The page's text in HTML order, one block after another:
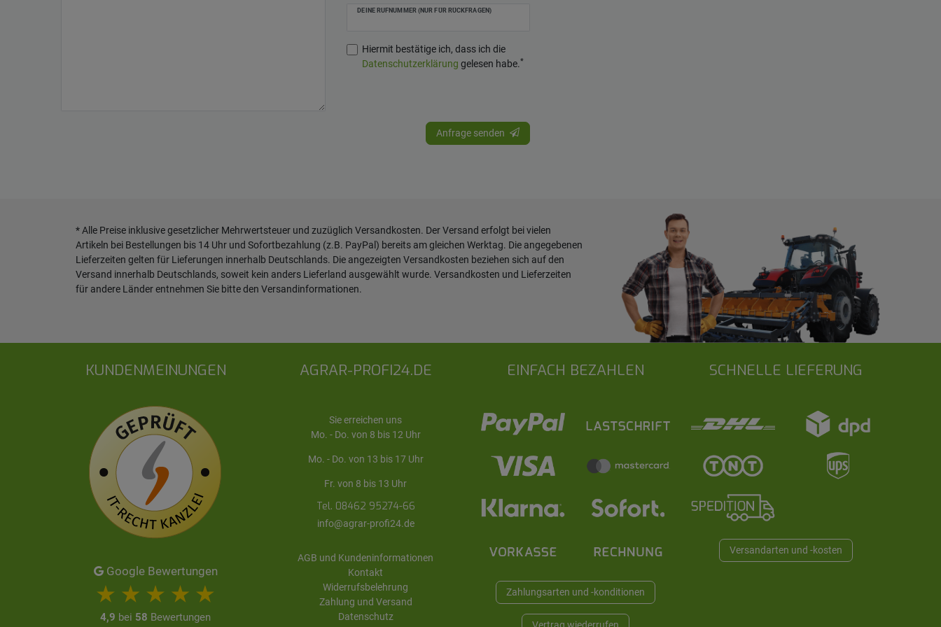
DEINE RUFNUMMER (NUR FÜR RÜCKFRAGEN)
Hiermit bestätige ich, dass ich die
Daten­schutz­erklärung gelesen habe.*
Anfrage senden
* Alle Preise inklusive gesetzlicher Mehrwertsteuer und zuzüglich Versandkosten. Der Versand erfolgt bei vielen
Artikeln bei Bestellungen bis 14 Uhr und Sofortbezahlung (z.B. PayPal) bereits am gleichen Werktag. Die angegebenen
Lieferzeiten gelten für Lieferungen innerhalb Deutschlands. Die angezeigten Versandkosten beziehen sich auf den
Versand innerhalb Deutschlands, soweit kein anders Lieferland ausgewählt wurde. Versandkosten und Lieferzeiten
für andere Länder entnehmen Sie bitte den Versandinformationen.
EINFACH BEZAHLEN
Zahlungsarten und -konditionen
Vertrag wiederrufen
SCHNELLE LIEFERUNG
Versandarten und -kosten
KUNDENMEINUNGEN
Google Bewertungen
4,9 bei 58 Bewertungen
AGRAR-PROFI24.DE
Sie erreichen uns
Mo. - Do. von 8 bis 12 Uhr
Mo. - Do. von 13 bis 17 Uhr
Fr. von 8 bis 13 Uhr
Tel. 08462 95274-66
info@agrar-profi24.de
AGB und Kundeninformationen
Kontakt
Widerrufsbelehrung
Zahlung und Versand
Datenschutz